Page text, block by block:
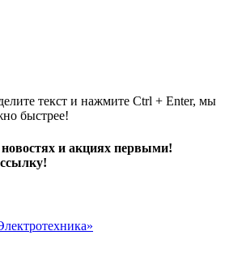
текст и нажмите Ctrl + Enter, мы
быстрее!
и акциях первыми!